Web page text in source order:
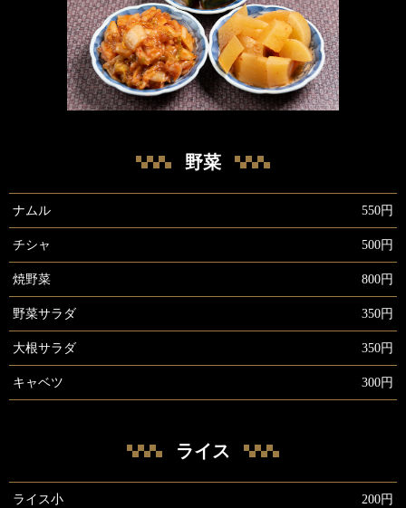
野菜
ナムル 550円
チシャ 500円
焼野菜 800円
野菜サラダ 350円
大根サラダ 350円
キャベツ 300円
ライス
ライス小 200円